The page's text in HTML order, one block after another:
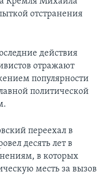
отстранения
действия
отражают
популярности
политической
переехал в
десять лет в
в которых
месть за вызов